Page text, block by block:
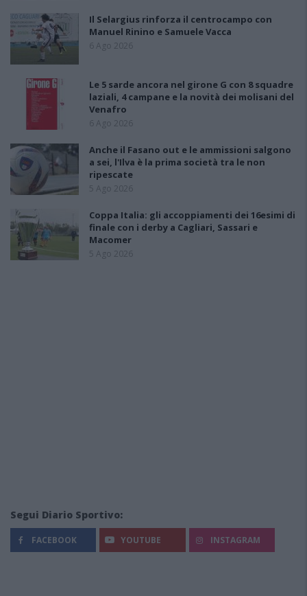
Il Selargius rinforza il centrocampo con
Manuel Rinino e Samuele Vacca
6 Ago 2026
Le 5 sarde ancora nel girone G con 8 squadre
laziali, 4 campane e la novità dei molisani del
Venafro
6 Ago 2026
Anche il Fasano out e le ammissioni salgono
a sei, l'Ilva è la prima società tra le non
ripescate
5 Ago 2026
Coppa Italia: gli accoppiamenti dei 16esimi di
finale con i derby a Cagliari, Sassari e
Macomer
5 Ago 2026
Segui Diario Sportivo:
FACEBOOK YOUTUBE INSTAGRAM